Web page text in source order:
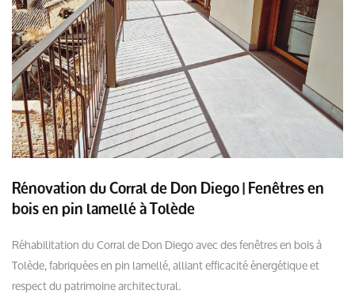
Rénovation du Corral de Don Diego | Fenêtres en
bois en pin lamellé à Tolède
Réhabilitation du Corral de Don Diego avec des fenêtres en bois à
Tolède, fabriquées en pin lamellé, alliant efficacité énergétique et
respect du patrimoine architectural.